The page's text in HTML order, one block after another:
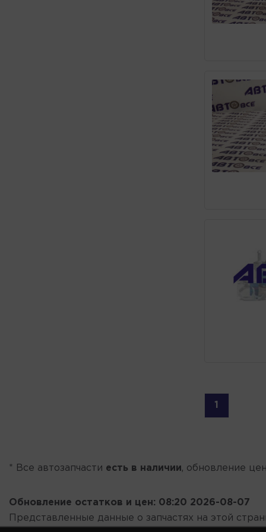
1
* Все автозапчасти есть в наличии, обновление
Обновление остатков и цен: 08:20 2026-08-07
Представленные данные о запчастях на этой